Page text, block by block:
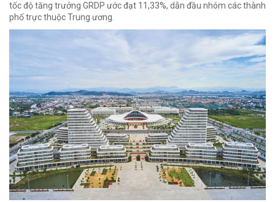
tốc độ tăng trưởng GRDP ước đạt 11,33%, dẫn đầu nhóm các thành
phố trực thuộc Trung ương.